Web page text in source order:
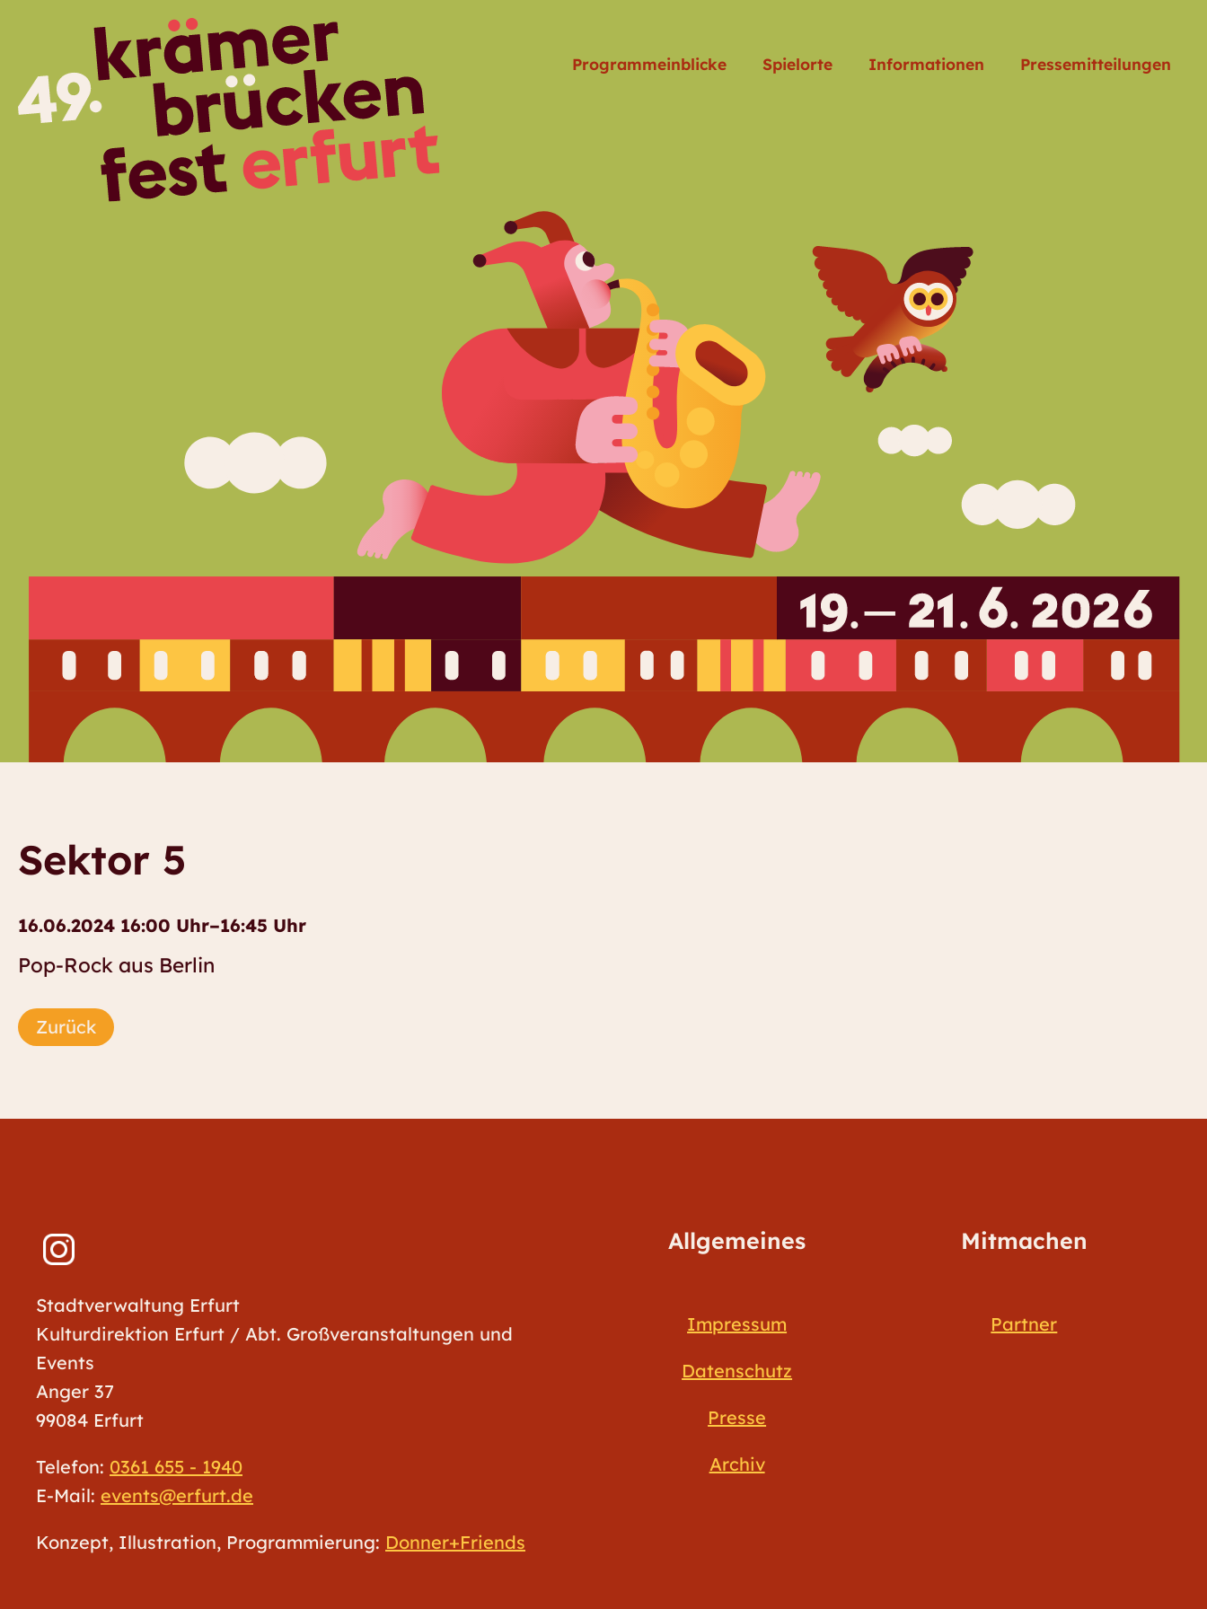
Programmeinblicke Spielorte Informationen Pressemitteilungen
Sektor 5
16.06.2024 16:00 Uhr–16:45 Uhr
Pop-Rock aus Berlin
Zurück
Stadtverwaltung Erfurt
Kulturdirektion Erfurt / Abt. Großveranstaltungen und
Events
Anger 37
99084 Erfurt
Telefon: 0361 655 - 1940
E-Mail: events@erfurt.de
Konzept, Illustration, Programmierung: Donner+Friends
Allgemeines
Impressum
Datenschutz
Presse
Archiv
Mitmachen
Partner